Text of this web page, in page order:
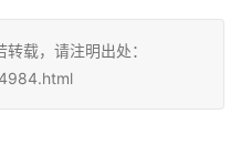
载，请注明出处：